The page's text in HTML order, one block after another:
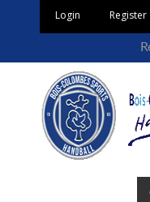
Login Register